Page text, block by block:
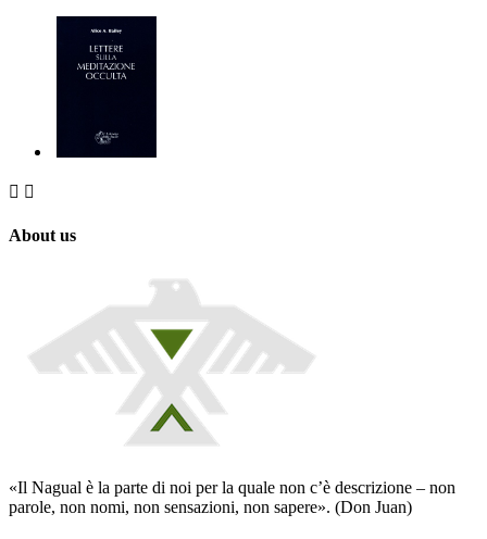
 
About us
«Il Nagual è la parte di noi per la quale non c’è descrizione – non
parole, non nomi, non sensazioni, non sapere». (Don Juan)